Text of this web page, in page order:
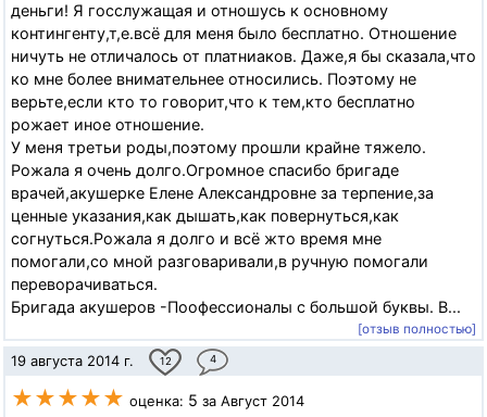
деньги! Я госслужащая и отношусь к основному
контингенту,т,е.всё для меня было бесплатно. Отношение
ничуть не отличалось от платниаков. Даже,я бы сказала,что
ко мне более внимательнее относились. Поэтому не
верьте,если кто то говорит,что к тем,кто бесплатно
рожает иное отношение.
У меня третьи роды,поэтому прошли крайне тяжело.
Рожала я очень долго.Огромное спасибо бригаде
врачей,акушерке Елене Александровне за терпение,за
ценные указания,как дышать,как повернуться,как
согнуться.Рожала я долго и всё жто время мне
помогали,со мной разговаривали,в ручную помогали
переворачиваться.
Бригада акушеров -Поофессионалы с большой буквы. В...
[отзыв полностью]
19 августа 2014 г. 12 4
★★★★★ оценка: 5 за Август 2014